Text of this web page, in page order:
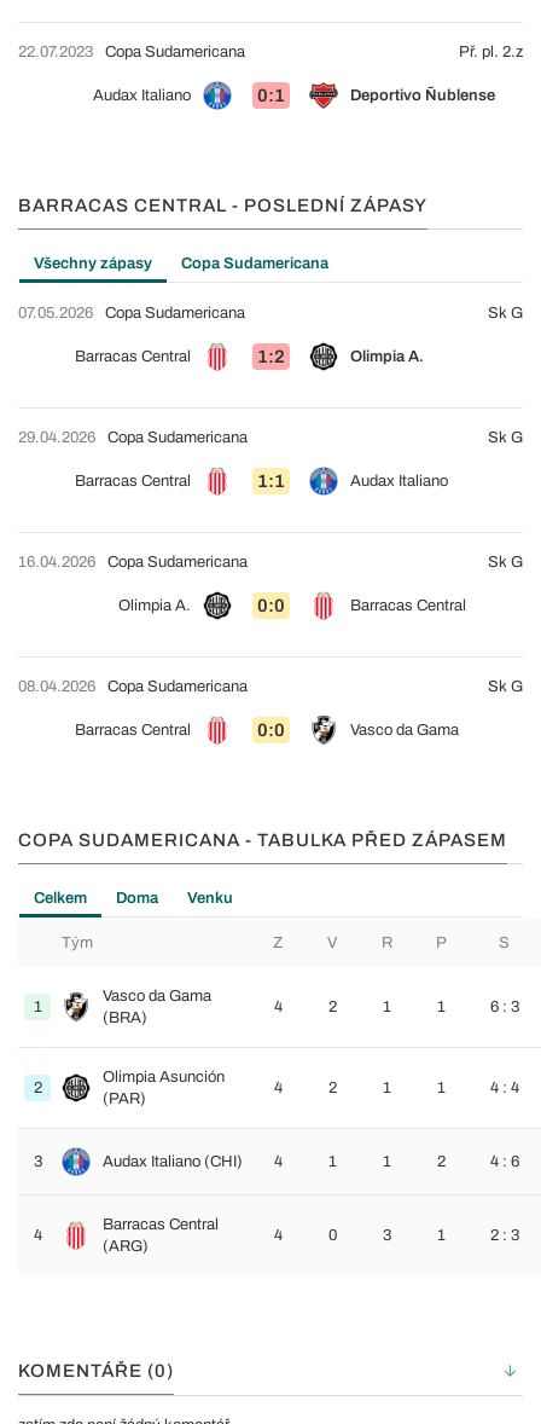
22.07.2023
Audax Italiano 0:1 Deportivo Ñublense
Copa Sudamericana Př. pl. 2.z
BARRACAS CENTRAL - POSLEDNÍ ZÁPASY
Všechny zápasy Copa Sudamericana
07.05.2026
Barracas Central 1:2 Olimpia A.
Copa Sudamericana Sk G
29.04.2026
Barracas Central 1:1 Audax Italiano
Copa Sudamericana Sk G
16.04.2026
Olimpia A. 0:0 Barracas Central
Copa Sudamericana Sk G
08.04.2026
Barracas Central 0:0 Vasco da Gama
Copa Sudamericana Sk G
COPA SUDAMERICANA - TABULKA PŘED ZÁPASEM
Celkem Doma Venku
Tým Z V R P S
1
Vasco da Gama
(BRA)
4 2 1 1 6 : 3
2
Olimpia Asunción
(PAR)
4 2 1 1 4 : 4
3 Audax Italiano (CHI) 4 1 1 2 4 : 6
4
Barracas Central
(ARG)
4 0 3 1 2 : 3
KOMENTÁŘE (0)